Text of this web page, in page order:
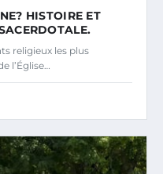
HISTOIRE ET
religieux les plus
l’Église…